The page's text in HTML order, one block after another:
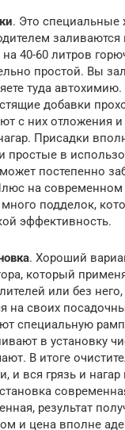
. Это специальные
заливаются
40-60 литров
простой. Вы
туда
добавки
с них отложения и
Присадки
простые в
постепенно
на
подделок,
эффективность.
. Хороший
который
или без него,
на своих
специальную
в установку
В итоге
и вся грязь и нагар
результат
и цена вполне